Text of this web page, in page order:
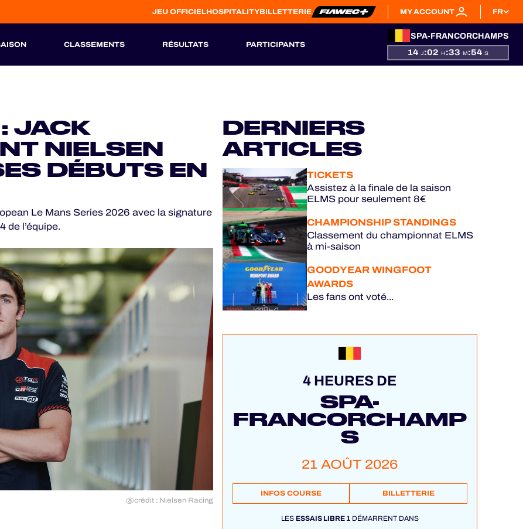
JEU OFFICIELHOSPITALITYBILLETTERIE MY ACCOUNT FR
CLASSEMENTS RÉSULTATS PARTICIPANTS
SPA-FRANCORCHAMPS
14 J:02 H:33 M:54 S
JACK
NIELSEN
DÉBUTS EN
Le Mans Series 2026 avec la signature
de l’équipe.
@crédit : Nielsen Racing
DERNIERS
ARTICLES
TICKETS
Assistez à la finale de la saison
ELMS pour seulement 8€
CHAMPIONSHIP STANDINGS
Classement du championnat ELMS
à mi-saison
GOODYEAR WINGFOOT
AWARDS
Les fans ont voté...
4 HEURES DE
SPA-
FRANCORCHAMP
S
21 AOÛT 2026
INFOS COURSE BILLETTERIE
LESESSAIS LIBRE 1DÉMARRENT DANS